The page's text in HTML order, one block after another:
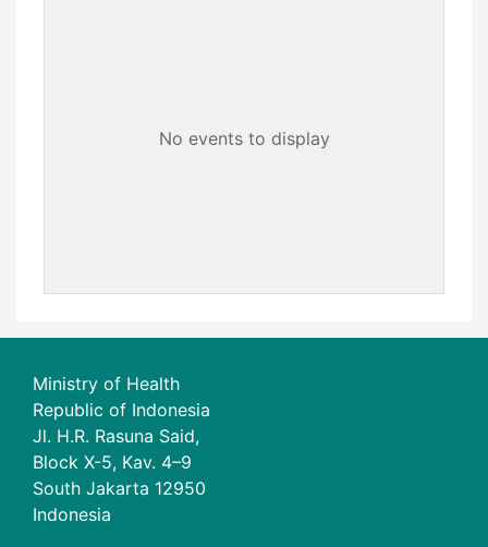
No events to display
Ministry of Health
Republic of Indonesia
Jl. H.R. Rasuna Said,
Block X-5, Kav. 4–9
South Jakarta 12950
Indonesia